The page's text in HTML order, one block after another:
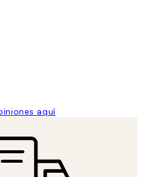
aquí